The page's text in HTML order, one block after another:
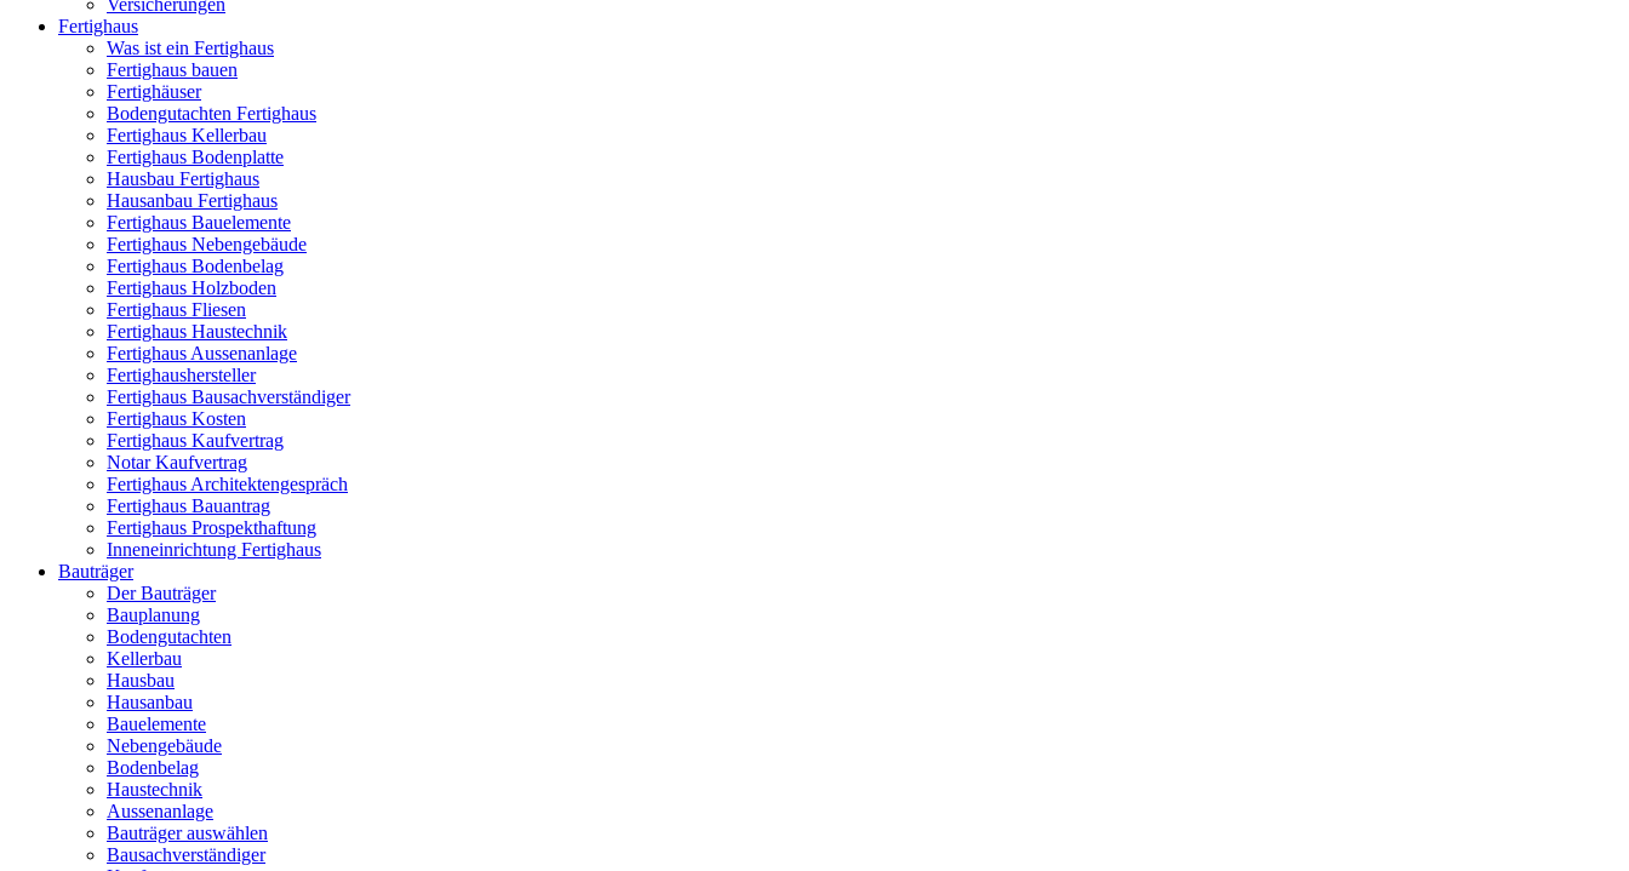
Versicherungen
Fertighaus
Was ist ein Fertighaus
Fertighaus bauen
Fertighäuser
Bodengutachten Fertighaus
Fertighaus Kellerbau
Fertighaus Bodenplatte
Hausbau Fertighaus
Hausanbau Fertighaus
Fertighaus Bauelemente
Fertighaus Nebengebäude
Fertighaus Bodenbelag
Fertighaus Holzboden
Fertighaus Fliesen
Fertighaus Haustechnik
Fertighaus Aussenanlage
Fertighaushersteller
Fertighaus Bausachverständiger
Fertighaus Kosten
Fertighaus Kaufvertrag
Notar Kaufvertrag
Fertighaus Architektengespräch
Fertighaus Bauantrag
Fertighaus Prospekthaftung
Inneneinrichtung Fertighaus
Bauträger
Der Bauträger
Bauplanung
Bodengutachten
Kellerbau
Hausbau
Hausanbau
Bauelemente
Nebengebäude
Bodenbelag
Haustechnik
Aussenanlage
Bauträger auswählen
Bausachverständiger